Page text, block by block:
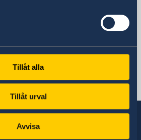
Tillåt alla
Tillåt urval
Avvisa
migration@gov.se